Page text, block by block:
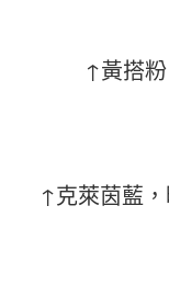
↑黃搭
↑克萊茵藍